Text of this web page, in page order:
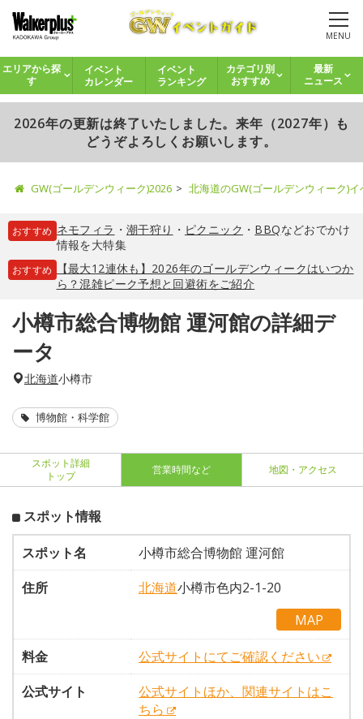
MENU
エリアから探
す
イベント
カレンダー
イベント
ランキング
カテゴリ別
おすすめ
最新
ニュース
2026年の更新は終了いたしました。来年（2027年）も
どうぞよろしくお願いします。
GW(ゴールデンウィーク)2026 北海道のGW(ゴールデンウィーク)
おすすめ ネモフィラ ・ 潮干狩り ・ ピクニック ・ BBQなどおでかけ
情報を大特集
おすすめ
【最大12連休も】2026年のゴールデンウィークはいつか
ら？混雑ピーク予想と回避術をご紹介
小樽市総合博物館 運河館の詳細デ
ータ
北海道小樽市
博物館・科学館
スポット詳細
トップ
営業時間など 地図・アクセス
スポット情報
スポット名
小樽市総合博物館 運河館
住所
北海道小樽市色内2-1-20
MAP
料金
公式サイトにてご確認ください
公式サイト
公式サイトほか、関連サイトはこ
ちら